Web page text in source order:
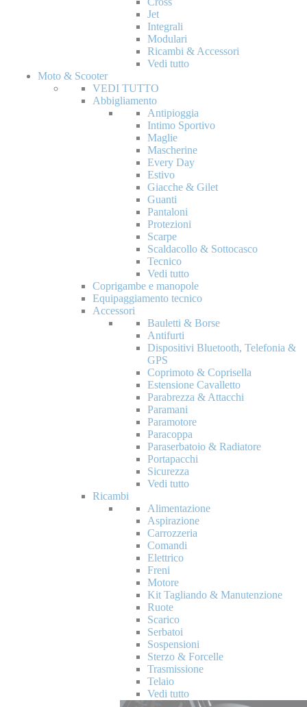
Jet
Integrali
Modulari
Ricambi & Accessori
Vedi tutto
Moto & Scooter
VEDI TUTTO
Abbigliamento
Antipioggia
Intimo Sportivo
Maglie
Mascherine
Every Day
Estivo
Giacche & Gilet
Guanti
Pantaloni
Protezioni
Scarpe
Scaldacollo & Sottocasco
Tecnico
Vedi tutto
Coprigambe e manopole
Equipaggiamento tecnico
Accessori
Bauletti & Borse
Antifurti
Dispositivi Bluetooth, Telefonia &
GPS
Coprimoto & Coprisella
Estensione Cavalletto
Parabrezza & Attacchi
Paramani
Paramotore
Paracoppa
Paraserbatoio & Radiatore
Portapacchi
Sicurezza
Vedi tutto
Ricambi
Alimentazione
Aspirazione
Carrozzeria
Comandi
Elettrico
Freni
Motore
Kit Tagliando & Manutenzione
Ruote
Scarico
Serbatoi
Sospensioni
Sterzo & Forcelle
Trasmissione
Telaio
Vedi tutto